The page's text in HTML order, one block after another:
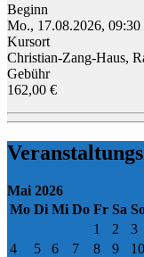
Beginn
Mo., 17.08.2026,
Kursort
Christian-Zang-Haus,
Gebühr
162,00 €
Mai 2026
Mo Di Mi Do Fr Sa
1
2
3
4
5 6 7 8 9
10